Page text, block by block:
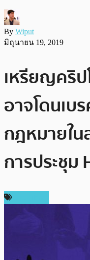
By Wiput
มิถุนายน 19, 2019
เหรียญคริป
อาจโดนเบ
กฎหมายใน
การประชุม